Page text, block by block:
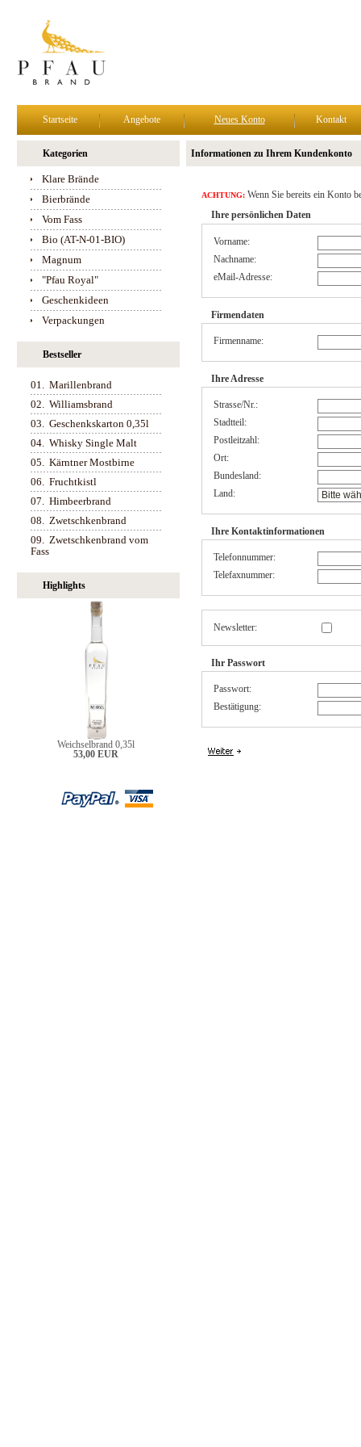
Startseite Angebote Neues Konto Kontakt
Kategorien
Klare Brände
Bierbrände
Vom Fass
Bio (AT-N-01-BIO)
Magnum
"Pfau Royal"
Geschenkideen
Verpackungen
Bestseller
01. Marillenbrand
02. Williamsbrand
03. Geschenkskarton 0,35l
04. Whisky Single Malt
05. Kärntner Mostbirne
06. Fruchtkistl
07. Himbeerbrand
08. Zwetschkenbrand
09. Zwetschkenbrand vom
Fass
Highlights
Weichselbrand 0,35l
53,00 EUR
Informationen zu Ihrem Kundenkonto
ACHTUNG: Wenn Sie bereits ein Konto
Ihre persönlichen Daten
Vorname:
Nachname:
eMail-Adresse:
Firmendaten
Firmenname:
Ihre Adresse
Strasse/Nr.:
Stadtteil:
Postleitzahl:
Ort:
Bundesland:
Land:
Ihre Kontaktinformationen
Telefonnummer:
Telefaxnummer:
Newsletter:
Ihr Passwort
Passwort:
Bestätigung: